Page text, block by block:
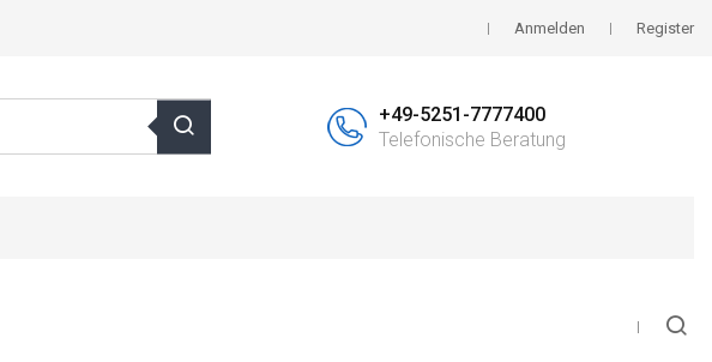
Anmelden Register
+49-5251-7777400
Telefonische Beratung